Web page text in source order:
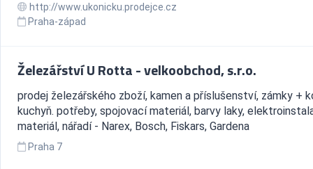
http://www.ukonicku.prodejce.cz
Praha-západ
Železářství U Rotta - velkoobchod, s.r.o.
prodej železářského zboží, kamen a příslušenství, zámky +
kuchyň. potřeby, spojovací materiál, barvy laky,
materiál, nářadí - Narex, Bosch, Fiskars, Gardena
Praha 7